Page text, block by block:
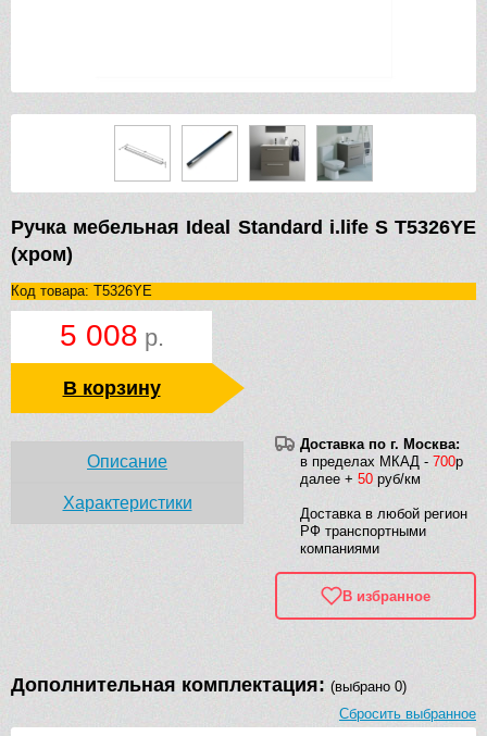
Ручка мебельная Ideal Standard i.life S T5326YE
(хром)
Код товара: T5326YE
5 008 р.
В корзину
Доставка по г. Москва:
в пределах МКАД - 700р
далее + 50 руб/км
Доставка в любой регион
РФ транспортными
компаниями
В избранное
Описание
Характеристики
Дополнительная комплектация: (выбрано 0)
Сбросить выбранное